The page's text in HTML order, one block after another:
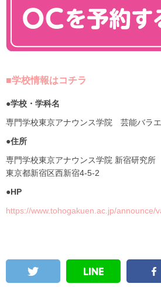
■学校情報はコチラ
●学校・学科名
専門学校東京アナウンス学院 芸能バラ
●住所
専門学校東京アナウンス学院 新宿研究所
東京都新宿区西新宿4-5-2
●HP
https://www.tohogakuen.ac.jp/announce/